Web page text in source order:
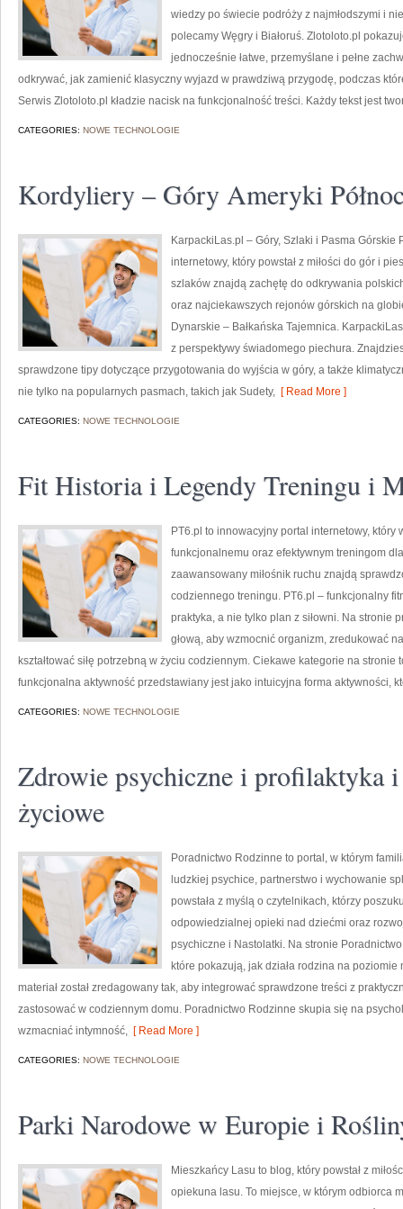
wiedzy po świecie podróży z najmłodszymi i
polecamy Węgry i Białoruś. Zlotoloto.pl
jednocześnie łatwe, przemyślane i pełne
odkrywać, jak zamienić klasyczny wyjazd w prawdziwą przygodę, podczas
Serwis Zlotoloto.pl kładzie nacisk na funkcjonalność treści. Każdy tekst jest
CATEGORIES: NOWE TECHNOLOGIE
Kordyliery – Góry Ameryki
KarpackiLas.pl – Góry, Szlaki i Pasma
internetowy, który powstał z miłości do gór i
szlaków znajdą zachętę do odkrywania
oraz najciekawszych rejonów górskich na
Dynarskie – Bałkańska Tajemnica.
z perspektywy świadomego piechura.
sprawdzone tipy dotyczące przygotowania do wyjścia w góry, a także
nie tylko na popularnych pasmach, takich jak Sudety, [ Read More ]
CATEGORIES: NOWE TECHNOLOGIE
Fit Historia i Legendy Treningu i
PT6.pl to innowacyjny portal internetowy, który
funkcjonalnemu oraz efektywnym treningom
zaawansowany miłośnik ruchu znajdą
codziennego treningu. PT6.pl – funkcjonalny
praktyka, a nie tylko plan z siłowni. Na stronie
głową, aby wzmocnić organizm, zredukować
kształtować siłę potrzebną w życiu codziennym. Ciekawe kategorie na
funkcjonalna aktywność przedstawiany jest jako intuicyjna forma aktywności,
CATEGORIES: NOWE TECHNOLOGIE
Zdrowie psychiczne i profilaktyka
życiowe
Poradnictwo Rodzinne to portal, w którym
ludzkiej psychice, partnerstwo i wychowanie
powstała z myślą o czytelnikach, którzy
odpowiedzialnej opieki nad dziećmi oraz
psychiczne i Nastolatki. Na stronie
które pokazują, jak działa rodzina na
materiał został zredagowany tak, aby integrować sprawdzone treści z
zastosować w codziennym domu. Poradnictwo Rodzinne skupia się na
wzmacniać intymność, [ Read More ]
CATEGORIES: NOWE TECHNOLOGIE
Parki Narodowe w Europie i
Mieszkańcy Lasu to blog, który powstał z
opiekuna lasu. To miejsce, w którym odbiorca